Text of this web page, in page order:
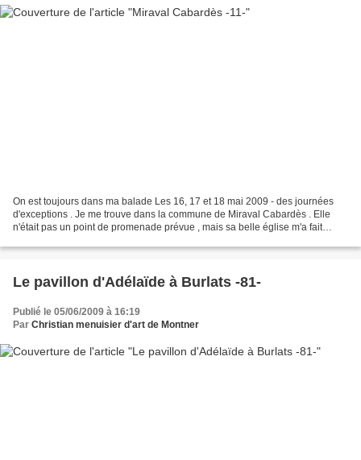
On est toujours dans ma balade Les 16, 17 et 18 mai 2009 - des journées
d'exceptions . Je me trouve dans la commune de Miraval Cabardès . Elle
n'était pas un point de promenade prévue , mais sa belle église m'a fait
Le pavillon d'Adélaïde à Burlats -81-
Publié le 05/06/2009 à 16:19
Par Christian menuisier d'art de Montner